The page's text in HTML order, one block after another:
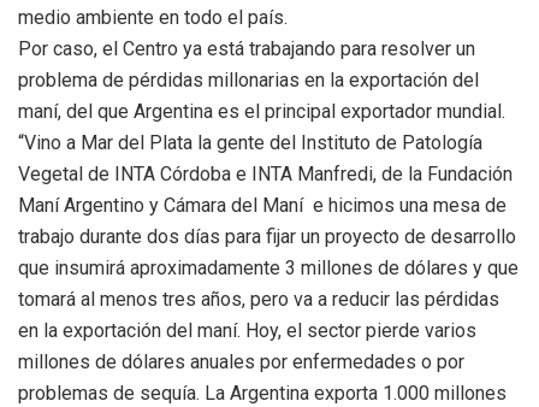
medio ambiente en todo el país.
Por caso, el Centro ya está trabajando para resolver un
problema de pérdidas millonarias en la exportación del
maní, del que Argentina es el principal exportador mundial.
“Vino a Mar del Plata la gente del Instituto de Patología
Vegetal de INTA Córdoba e INTA Manfredi, de la Fundación
Maní Argentino y Cámara del Maní e hicimos una mesa de
trabajo durante dos días para fijar un proyecto de desarrollo
que insumirá aproximadamente 3 millones de dólares y que
tomará al menos tres años, pero va a reducir las pérdidas
en la exportación del maní. Hoy, el sector pierde varios
millones de dólares anuales por enfermedades o por
problemas de sequía. La Argentina exporta 1.000 millones